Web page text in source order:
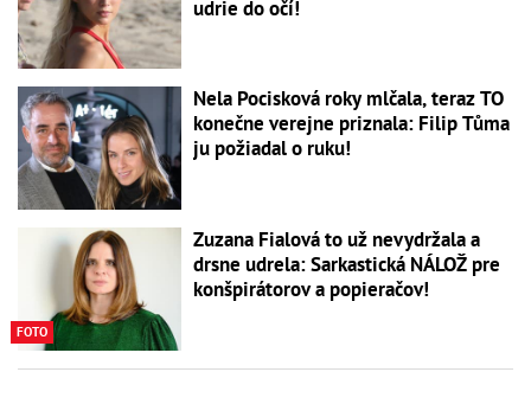
udrie do očí!
Nela Pocisková roky mlčala, teraz TO
konečne verejne priznala: Filip Tůma
ju požiadal o ruku!
FOTO
Zuzana Fialová to už nevydržala a
drsne udrela: Sarkastická NÁLOŽ pre
konšpirátorov a popieračov!